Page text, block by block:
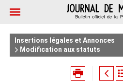
Insertions légales et Annonces
Modification aux statuts